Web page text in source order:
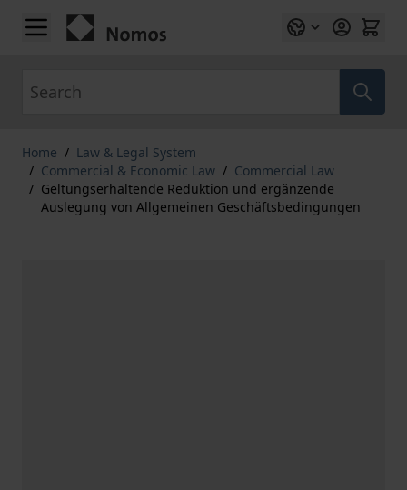
Skip to Content
Home / Law & Legal System
/ Commercial & Economic Law / Commercial Law
/ Geltungserhaltende Reduktion und ergänzende
Auslegung von Allgemeinen Geschäftsbedingungen